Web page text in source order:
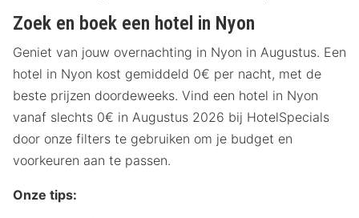
Zoek en boek een hotel in Nyon
Geniet van jouw overnachting in Nyon in Augustus. Een
hotel in Nyon kost gemiddeld 0€ per nacht, met de
beste prijzen doordeweeks. Vind een hotel in Nyon
vanaf slechts 0€ in Augustus 2026 bij HotelSpecials
door onze filters te gebruiken om je budget en
voorkeuren aan te passen.
Onze tips: